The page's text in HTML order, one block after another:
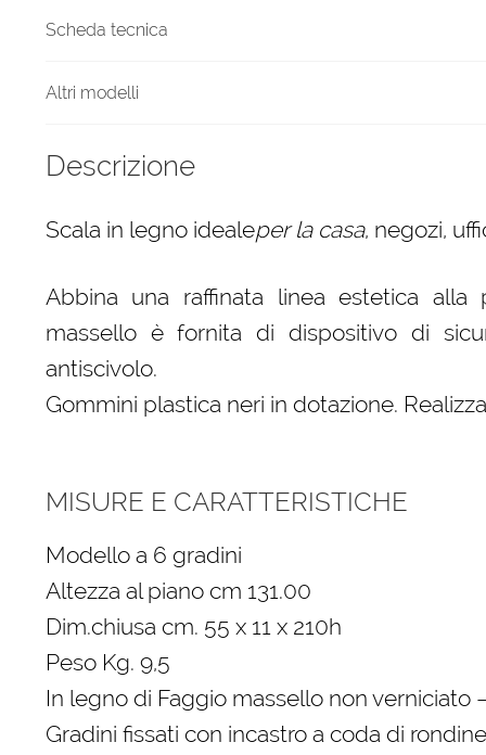
Scheda tecnica
Altri modelli
Descrizione
Scala in legno idealeper la casa, negozi,
Abbina una raffinata linea estetica alla
massello è fornita di dispositivo di
antiscivolo.
Gommini plastica neri in dotazione.
MISURE E CARATTERISTICHE
Modello a 6 gradini
Altezza al piano cm 131.00
Dim.chiusa cm. 55 x 11 x 210h
Peso Kg. 9,5
In legno di Faggio massello non verniciato
Gradini fissati con incastro a coda di